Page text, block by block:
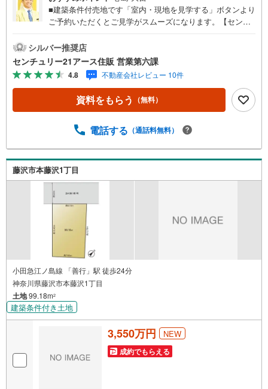
■建築条件付売地です「室内・現地を見学する」ボタンより
ご予約いただくとご見学がスムーズになります。【センチ
舗◆全国約970店舗あるセンチュリー21のお店。その中で
も、アメリカ本部が設ける一定基準を満たした、上位4％し
か受賞できない賞。それが「センチュリオン」です。弊社
はそのセンチュリオンを2002年から欠かすことなく取り続
けております。◆住宅ローン相談会◆お客様にあった無理
のない住宅ローンの試算やご購入の際に実際かかる諸費用
ので、しっかりとした資金計画のアドバイスをさせて頂き
する住宅ローンは優遇金利が0.1％変わるだけで、支払い総
額に大きな変化が生じます。取引の多い弊社は金融機関の
特色、傾向、トレンドを熟知しておりますので、お客様の
ニーズにあった金融機関をご紹介させて頂きます。
シルバー推奨店
センチュリー21アース住販 営業第六課
4.8 不動産会社レビュー 10件
資料をもらう （無料）
電話する （通話料無料）
藤沢市本藤沢1丁目
小田急江ノ島線 「善行」駅 徒歩24分
神奈川県藤沢市本藤沢1丁目
土地99.18m2
建築条件付き土地
3,550万円 NEW
成約でもらえる